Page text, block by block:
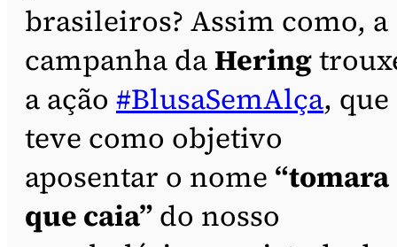
brasileiros? Assim como, a
campanha da Hering
a ação #BlusaSemAlça, que
teve como objetivo
aposentar o nome “tomara
que caia” do nosso